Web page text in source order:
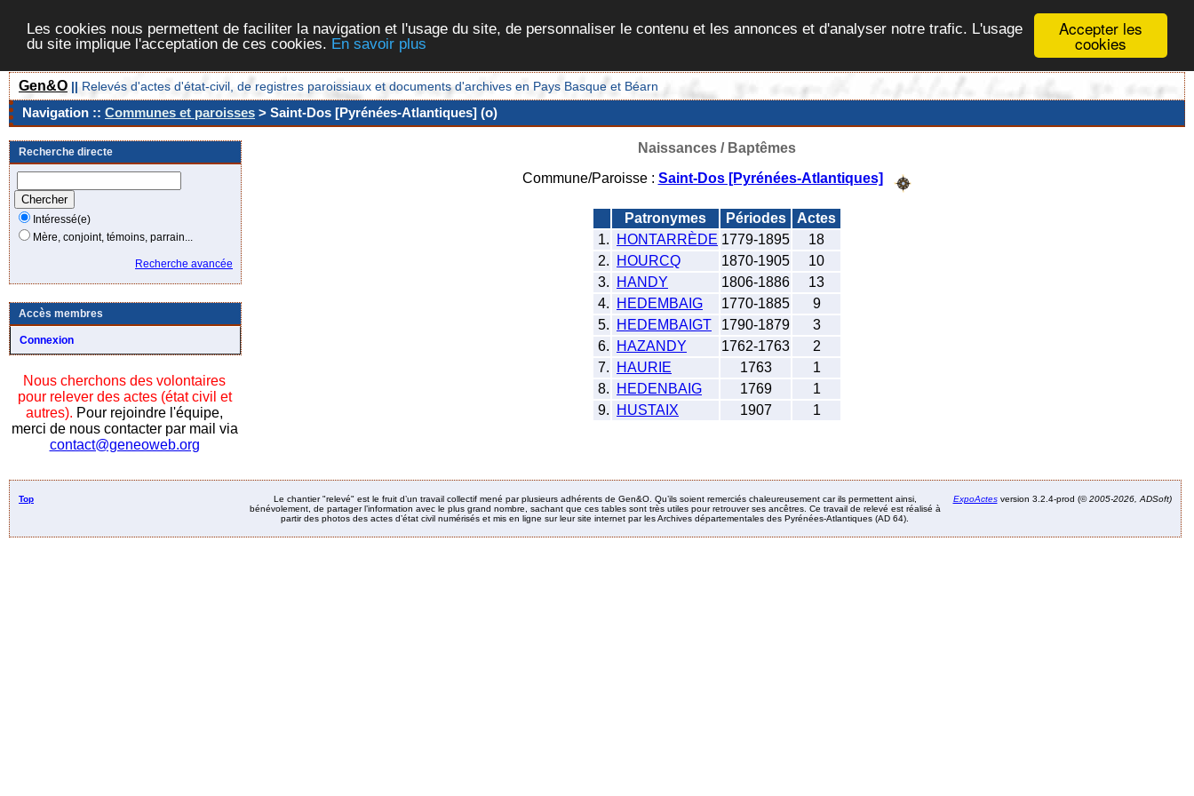
Accepter les
cookies
Les cookies nous permettent de faciliter la navigation et l'usage du site, de personnaliser le contenu et les annonces et d'analyser notre trafic. L'usage
du site implique l'acceptation de ces cookies. En savoir plus
Gen&O || Relevés d'actes d'état-civil, de registres paroissiaux et documents d'archives en Pays Basque et Béarn
Navigation :: Communes et paroisses > Saint-Dos [Pyrénées-Atlantiques] (o)
Recherche directe
Intéressé(e)
Mère, conjoint, témoins, parrain...
Recherche avancée
Accès membres
Connexion
Nous cherchons des volontaires
pour relever des actes (état civil et
autres). Pour rejoindre l'équipe,
merci de nous contacter par mail via
contact@geneoweb.org
Naissances / Baptêmes
Commune/Paroisse : Saint-Dos [Pyrénées-Atlantiques]
Patronymes Périodes
Actes
1.
HONTARRÈDE 1779-1895
18
2.
HOURCQ 1870-1905
10
3.
HANDY 1806-1886
13
4.
HEDEMBAIG 1770-1885
9
5.
HEDEMBAIGT 1790-1879
3
6.
HAZANDY 1762-1763
2
7.
HAURIE 1763
1
8.
HEDENBAIG 1769
1
9.
HUSTAIX 1907 1
Top
Le chantier "relevé" est le fruit d’un travail collectif mené par plusieurs adhérents de Gen&O. Qu’ils soient remerciés chaleureusement car ils permettent ainsi,
bénévolement, de partager l’information avec le plus grand nombre, sachant que ces tables sont très utiles pour retrouver ses ancêtres. Ce travail de relevé est réalisé à
partir des photos des actes d’état civil numérisés et mis en ligne sur leur site internet par les Archives départementales des Pyrénées-Atlantiques (AD 64).
ExpoActesversion 3.2.4-prod (©2005-2026, ADSoft)